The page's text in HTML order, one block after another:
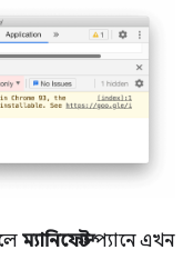
ম্যানিফেস্টপ্যানে এখন